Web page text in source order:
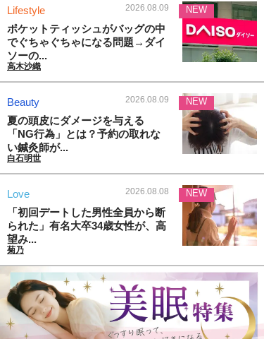
Lifestyle 2026.08.09
ポケットティッシュがバッグの中
でぐちゃぐちゃになる問題→ダイ
ソーの...
高木沙織
NEW
Beauty 2026.08.09
夏の頭皮にダメージを与える
「NG行為」とは？予約の取れな
い鍼灸師が...
白石明世
NEW
Love 2026.08.08
「初回デートした男性全員から断
られた」有名大卒34歳女性が、高
望み...
菊乃
NEW